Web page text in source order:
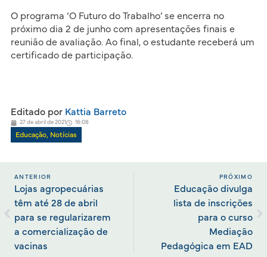
O programa ‘O Futuro do Trabalho’ se encerra no
próximo dia 2 de junho com apresentações finais e
reunião de avaliação. Ao final, o estudante receberá um
certificado de participação.
Editado porKattia Barreto
27 de abril de 2021 16:08
Educação, Notícias
ANTERIOR
Lojas agropecuárias
têm até 28 de abril
para se regularizarem
a comercialização de
vacinas
PRÓXIMO
Educação divulga
lista de inscrições
para o curso
Mediação
Pedagógica em EAD